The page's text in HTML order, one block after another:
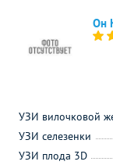
Он
УЗИ вилочковой
УЗИ селезенки
УЗИ плода 3D